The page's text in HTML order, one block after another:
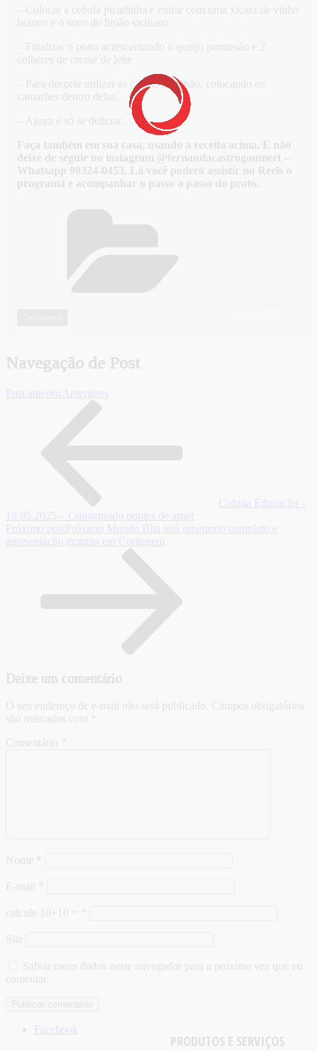
– Colocar a cebola picadinha e entrar com uma xícara de vinho
branco e o suco do limão siciliano
– Finalizar o prato acrescentando o queijo parmesão e 2
colheres de creme de leite
– Para decorar utilizar as cascas do limão, colocando os
camarões dentro delas.
– Agora é só se deliciar.
Faça também em sua casa, usando a receita acima. E não
deixe de seguir no instagram @fernandacastrogoumert –
Whatsapp 98324-0453. Lá você poderá assistir no Reels o
programa e acompanhar o passo a passo do prato.
Navegação de Post
Post anterior Anteriores
Coluna Educação –
18.05.2025 – Construindo pontes de amor
Próximo post Próximo Mundo Bita terá repertório completo e
apresentação gratuita em Contagem
Deixe um comentário
O seu endereço de e-mail não será publicado. Campos obrigatórios
são marcados com
Comentário
Nome
E-mail
calcule 10+10 =
Site
Salvar meus dados neste navegador para a próxima vez que eu
comentar.
PRODUTOS E SERVIÇOS
Facebook